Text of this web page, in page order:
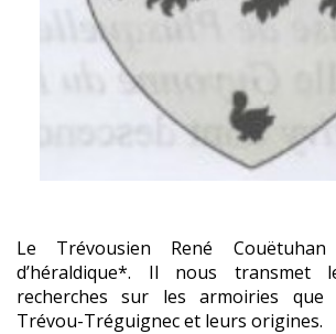
Le Trévousien René
d’héraldique*. Il nous
recherches sur les armoiries que
Trévou-Tréguignec et leurs origines.